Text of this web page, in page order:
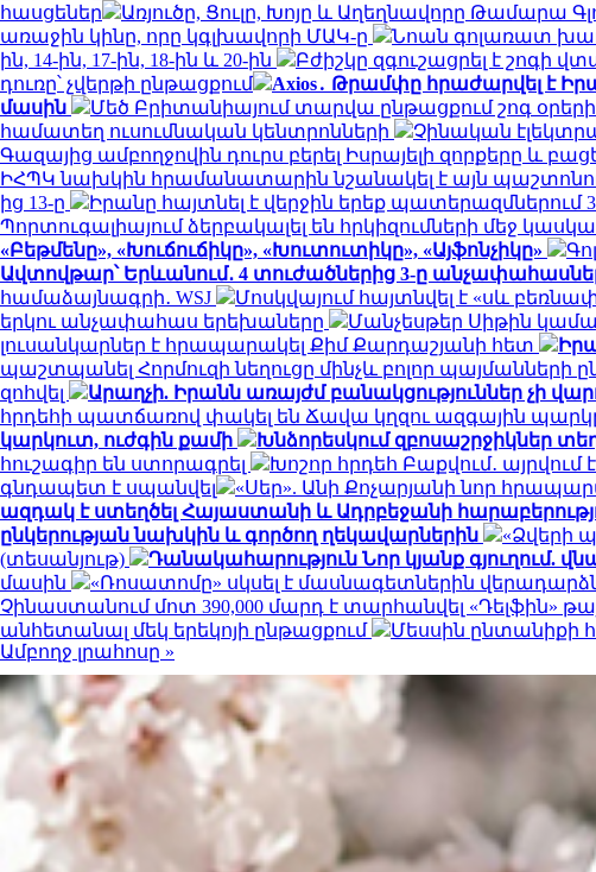
հասցեներ
Առյուծը, Ցուլը, Խոյը և Աղեղնավորը Թամարա
առաջին կինը, որը կգլխավորի ՄԱԿ-ը
Նոան գոլառատ
ին, 14-ին, 17-ին, 18-ին և 20-ին
Բժիշկը զգուշացրել է շոգի
դուռը՝ չվերթի ընթացքում
Axios․ Թրամփը հրաժարվել է
մասին
Մեծ Բրիտանիայում տարվա ընթացքում շոգ օրերի
համատեղ ուսումնական կենտրոնների
Չինական
Գազայից ամբողջովին դուրս բերել Իսրայելի զորքերը
ԻՀՊԿ նախկին հրամանատարին նշանակել է այն
ից 13-ը
Իրանը հայտնել է վերջին երեք
Պորտուգալիայում ձերբակալել են հրկիզումների մեջ
«Բեթմենը», «Խուճուճիկը», «Խուտուտիկը», «Այֆոնչիկը»
Ավտովթար՝ Երևանում․ 4 տուժածներից 3-ը
համաձայնագրի․ WSJ
Մոսկվայում հայտնվել է «սև
երկու անչափահաս երեխաները
Մանչեսթեր Սիթին
լուսանկարներ է հրապարակել Քիմ Քարդաշյանի հետ
պաշտպանել Հորմուզի նեղուցը մինչև բոլոր պայմանների
զոհվել
Արաղչի. Իրանն առայժմ բանակցություններ չի
հրդեհի պատճառով փակել են Ճավա կղզու ազգային
կարկուտ, ուժգին քամի
Խնձորեսկում զբոսաշրջիկներ
հուշագիր են ստորագրել
Խոշոր հրդեհ Բաքվում․
գնդապետ է սպանվել
«Սեր». Անի Քոչարյանի նոր
ազդակ է ստեղծել Հայաստանի և Ադրբեջանի
ընկերության նախկին և գործող ղեկավարներին
«Ձվերի
(տեսանյութ)
Դանակահարություն Նոր կյանք գյուղում.
մասին
«Ռոսատոմը» սկսել է մասնագետներին
Չինաստանում մոտ 390,000 մարդ է տարհանվել «Դելֆին»
անհետանալ մեկ երեկոյի ընթացքում
Մեսսին ընտանիքի
Ամբողջ լրահոսը »